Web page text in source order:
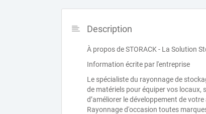
Description
À propos de STORACK - La Solution
Information écrite par l'entreprise
Le spécialiste du rayonnage de
de matériels pour équiper vos
d’améliorer le développement de
Rayonnage d'occasion toutes